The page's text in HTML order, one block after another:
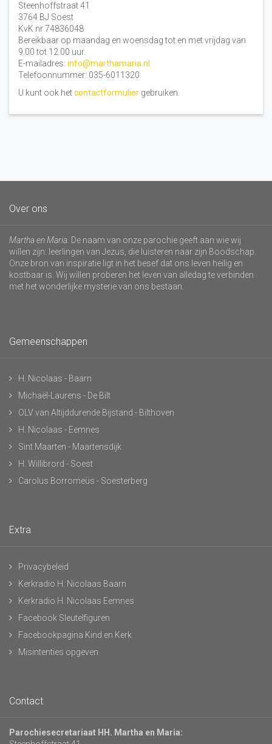
Steenhoffstraat 41
3764 BJ Soest
KvK nr 74836048
Bereikbaar op maandag en woensdag tot en met vrijdag van
9.00 tot 12.00 uur.
E-mailadres: info@marthamaria.nl
Telefoonnummer: 035-6011320
U kunt ook hetcontactformulier gebruiken.
Over ons
Martha en Maria . De naam van onze parochie geeft aan wie wij
willen zijn: leerlingen van Jezus, die luisteren naar zijn Boodschap.
Onze bron van inspiratie ligt in het besef dat ons leven heilig en
kostbaar is. Wij willen proberen het leven van alledag te verbinden
met het wonderlijke mysterie van ons bestaan.
Gemeenschappen
H. Nicolaas - Baarn
Michaël-Laurens - De Bilt
OLV van Altijddurende Bijstand - Bilthoven
H. Nicolaas - Eemnes
Sint Maarten - Maartensdijk
H. Willibrord - Soest
Carolus Borromeüs - Soesterberg
Extra
Privacybeleid
Kerkradio H. Nicolaas Baarn
Kerkradio H. Nicolaas Eemnes
Facebook Sleutelfiguren
Facebookpagina Kind en Kerk
Misintenties opgeven
Contact
Parochiesecretariaat HH. Martha en Maria: